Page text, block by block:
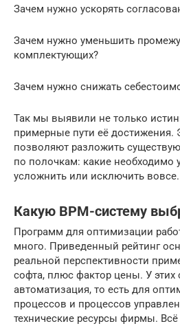
Зачем нужно ускорять
Зачем нужно уменьшить
комплектующих?
Зачем нужно снижать
Так мы выявили не только
примерные пути её достижения.
позволяют разложить
по полочкам: какие необходимо
усложнить или исключить вовсе.
Какую BPM-систему
Программ для оптимизации
много. Приведенный рейтинг
реальной перспективности
софта, плюс фактор цены. У этих
автоматизация, то есть для
процессов и процессов
технические ресурсы фирмы. Всё